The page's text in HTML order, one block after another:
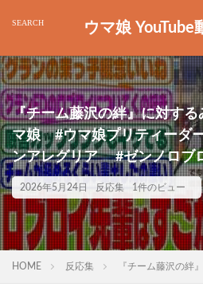
ウマ娘 YouTube
『チーム藤沢の絆』に対す
マ娘 #ウマ娘プリティーダ
ンアレグリア #ゼンノロブ
2026年5月24日 反応集 1件のビュー
HOME 反応集 『チーム藤沢の